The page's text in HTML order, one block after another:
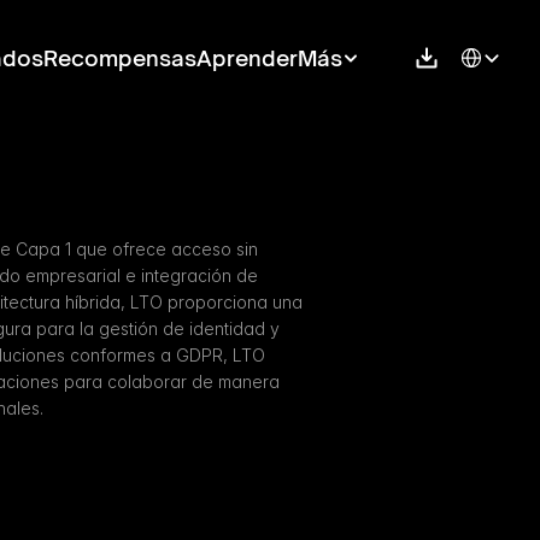
RecompensasAprenderMás Select
Capa 1 que ofrece acceso sin
empresarial e integración de
híbrida, LTO proporciona una
para la gestión de identidad y
conformes a GDPR, LTO
para colaborar de manera